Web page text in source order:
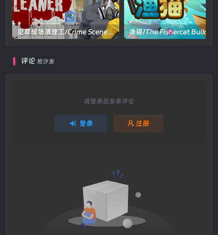
犯罪现场清理工/Crime Scene Cleaner v4.0.6a|动作冒险|容量53.6GB|官方中文版
评论 抢沙发
请登录后发表评论
登录 注册